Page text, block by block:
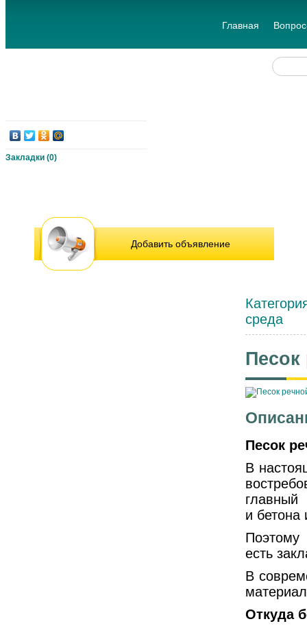
Главная
Закладки (0)
Добавить объявление
среда
Песок
Песок
В
главный
и бетона
Поэтому
есть
В
Откуда